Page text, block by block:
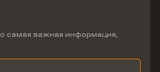
самая важная информация,